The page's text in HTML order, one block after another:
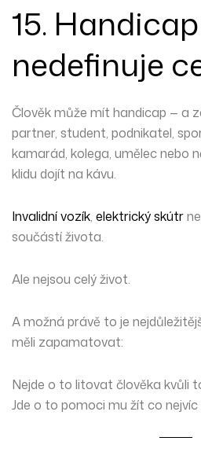
15.
nedefinuje
Člověk může mít handicap — a
partner, student, podnikatel,
kamarád, kolega, umělec nebo
klidu dojít na kávu.
Invalidní vozík, elektrický skútr
součástí života.
Ale nejsou celý život.
A možná právě to je
měli zapamatovat:
Nejde o to litovat člověka kvůli
Jde o to pomoci mu žít co